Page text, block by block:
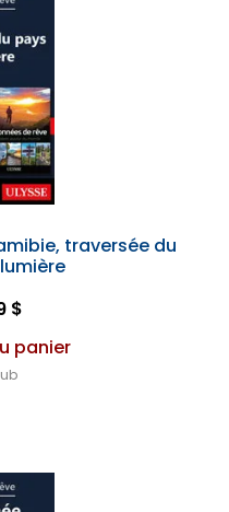
traversée du
$
panier